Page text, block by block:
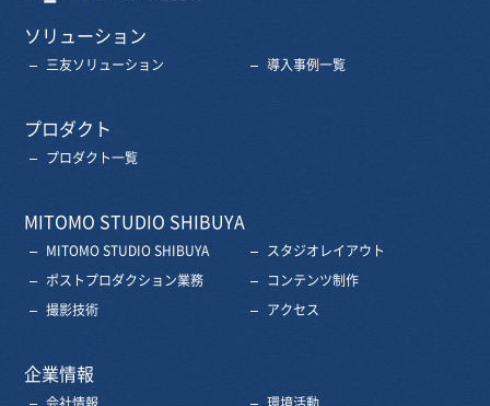
ソリューション
三友ソリューション 導入事例一覧
プロダクト
プロダクト一覧
MITOMO STUDIO SHIBUYA
MITOMO STUDIO SHIBUYA
スタジオレイアウト
ポストプロダクション業務
コンテンツ制作
撮影技術
アクセス
企業情報